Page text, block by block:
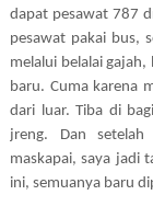
dapat pesawat 787
pesawat pakai bus,
melalui belalai
baru. Cuma karena
dari luar. Tiba di
jreng. Dan
maskapai, saya jadi
ini, semuanya baru